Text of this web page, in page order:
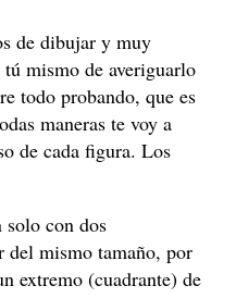
de dibujar y muy
mismo de averiguarlo
todo probando, que es
maneras te voy a
de cada figura. Los
con dos
del mismo tamaño, por
extremo (cuadrante) de